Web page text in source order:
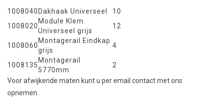
1008040 Dakhaak Universeel
10
1008020
Module Klem
Universeel grijs
12
1008060
Montagerail Eindkap
grijs
4
1008135
Montagerail
5770mm
2
Voor afwijkende maten kunt u per email contact met ons
opnemen.